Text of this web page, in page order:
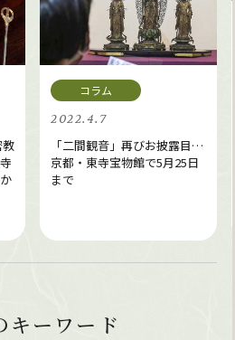
教
2022.4.7
「二間観音」再びお披露目…
京都・東寺宝物館で5月25日
まで
キーワード